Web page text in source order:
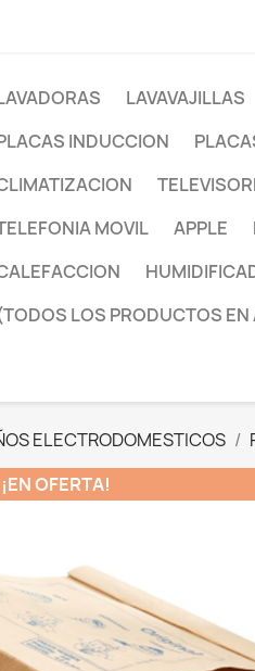
LAVAVAJILLAS
INDUCCION
MOVIL
APPLE
LOS PRODUCTOS
ELECTRODOMESTICOS
¡EN OFERTA!